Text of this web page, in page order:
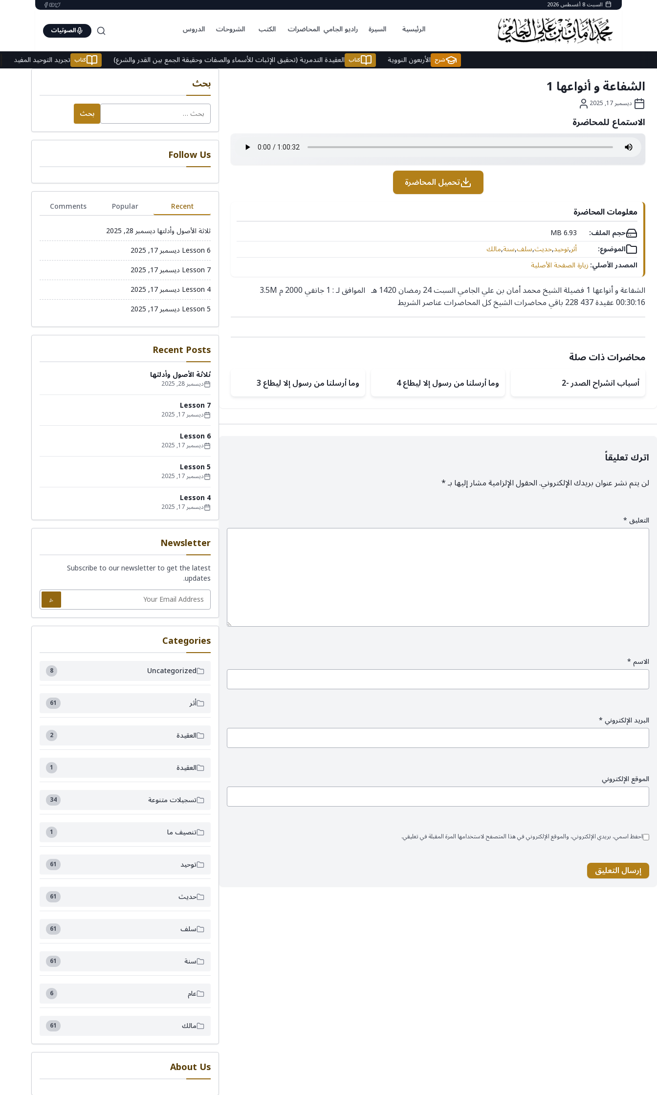
السبت 8 أغسطس 2026
الرئيسية السيرة راديو الجامي المحاضرات الكتب الشروحات الدروس الصوتيات
شرح الأربعون النووية كتاب العقيدة التدمرية (تحقيق الإثبات للأسماء والصفات وحقيقة الجمع بين القدر والشرع) كتاب تجريد التوحيد
الشفاعة و أنواعها 1
ديسمبر 17, 2025
الاستماع للمحاضرة
تحميل المحاضرة
معلومات المحاضرة
حجم الملف:
6.93 MB
الموضوع:
أثر,توحيد,حديث,سلف,سنة,مالك
المصدر الأصلي:زيارة الصفحة الأصلية
الشفاعة و أنواعها 1 فضيلة الشيخ محمد أمان بن علي الجامي السبت 24 رمضان 1420 هـ الموافق لـ : 1 جانفي 2000 م 3.5M
00:30:16 عقيدة 437 228 باقي محاضرات الشيخ كل المحاضرات عناصر الشريط
محاضرات ذات صلة
أسباب انشراح الصدر -2 وما أرسلنا من رسول إلا ليطاع 4 وما أرسلنا من رسول إلا ليطاع 3
اترك تعليقاً
لن يتم نشر عنوان بريدك الإلكتروني.الحقول الإلزامية مشار إليها بـ*
التعليق*
الاسم*
البريد الإلكتروني*
الموقع الإلكتروني
احفظ اسمي، بريدي الإلكتروني، والموقع الإلكتروني في هذا المتصفح لاستخدامها المرة المقبلة في تعليقي.
بحث
البحث
عن:
Follow Us
Recent
Popular
Comments
ثلاثة الأصول وأدلتهاديسمبر 28, 2025
Lesson 6 ديسمبر 17, 2025
Lesson 7 ديسمبر 17, 2025
Lesson 4 ديسمبر 17, 2025
Lesson 5 ديسمبر 17, 2025
Recent Posts
ثلاثة الأصول وأدلتها
ديسمبر 28, 2025
Lesson 7
ديسمبر 17, 2025
Lesson 6
ديسمبر 17, 2025
Lesson 5
ديسمبر 17, 2025
Lesson 4
ديسمبر 17, 2025
Newsletter
Subscribe to our newsletter to get the latest
updates.
Categories
Uncategorized
8
أثر 61
العقيدة 2
العقيدة 1
تسجيلات متنوعة 34
تنصيف ما 1
توحيد 61
حديث 61
سلف 61
سنة 61
عام 6
مالك 61
About Us